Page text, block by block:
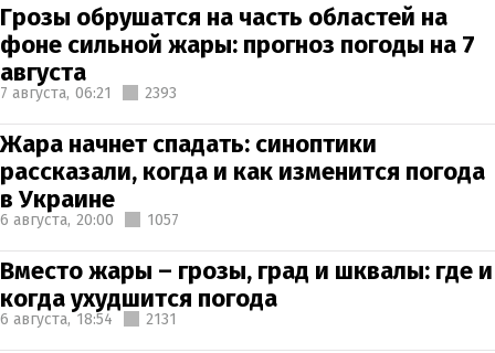
Грозы обрушатся на часть областей на
фоне сильной жары: прогноз погоды на 7
августа
7 августа, 06:21 2393
Жара начнет спадать: синоптики
рассказали, когда и как изменится погода
в Украине
6 августа, 20:00 1057
Вместо жары – грозы, град и шквалы: где и
когда ухудшится погода
6 августа, 18:54 2131